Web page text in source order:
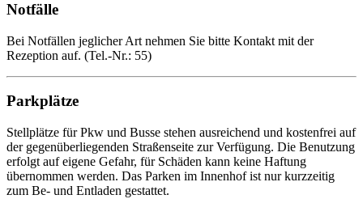
Notfälle
Bei Notfällen jeglicher Art nehmen Sie bitte Kontakt mit der
Rezeption auf. (Tel.-Nr.: 55)
Parkplätze
Stellplätze für Pkw und Busse stehen ausreichend und kostenfrei auf
der gegenüberliegenden Straßenseite zur Verfügung. Die Benutzung
erfolgt auf eigene Gefahr, für Schäden kann keine Haftung
übernommen werden. Das Parken im Innenhof ist nur kurzzeitig
zum Be- und Entladen gestattet.